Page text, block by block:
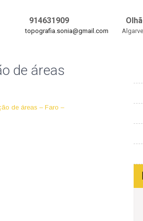
914631909
topografia.sonia@gmail.com
de áreas
de áreas – Faro –